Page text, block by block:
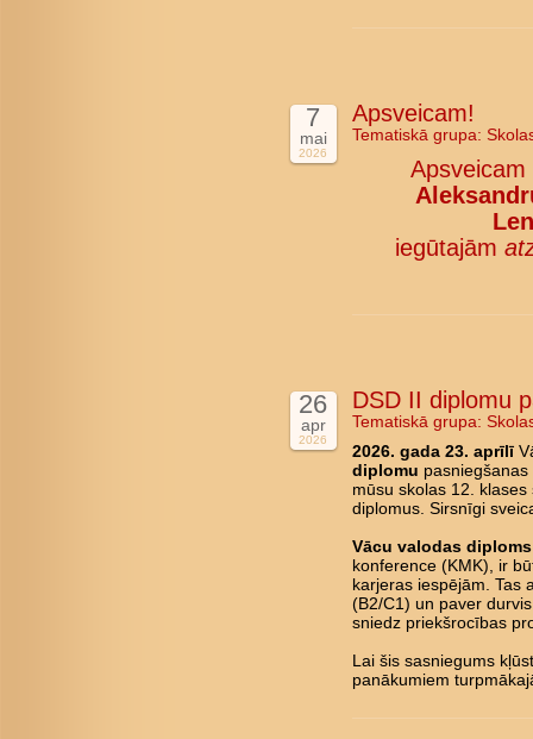
7
mai
2026
Apsveicam!
Tematiskā grupa:
Apsveicam
iegūtajām
26
apr
2026
DSD II diplomu
Tematiskā grupa:
2026. gada 23. aprīlī
diplomu
mūsu skolas 12.
diplomus. Sirsnīgi
Vācu valodas
konference (KMK), ir
karjeras iespējām. Tas
(B2/C1) un paver
sniedz priekšrocības
Lai šis sasniegums
panākumiem